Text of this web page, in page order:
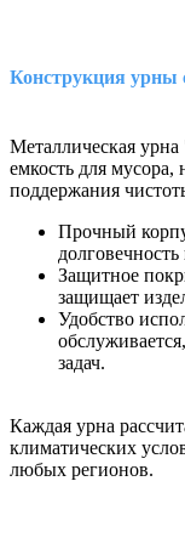
Конструкция
Металлическая
емкость для
поддержания
Прочный
Защитное
защищает
Удобство
задач.
Каждая урна
климатических
любых регионов.